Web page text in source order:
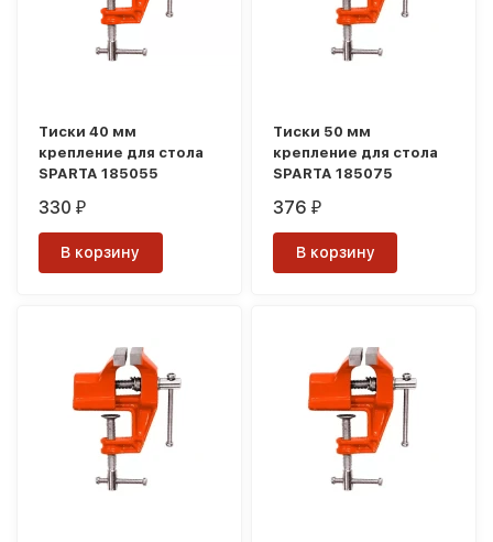
Тиски 40 мм
крепление для стола
SPARTA 185055
330₽
В корзину
Тиски 50 мм
крепление для стола
SPARTA 185075
376₽
В корзину